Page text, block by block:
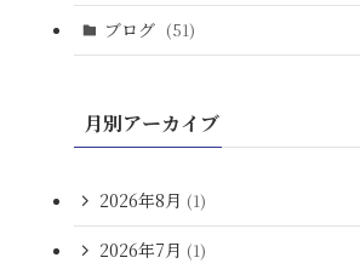
ブログ (51)
月別アーカイブ
2026年8月 (1)
2026年7月 (1)